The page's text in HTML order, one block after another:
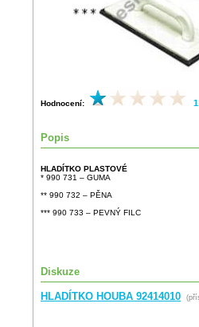
Hodnocení:
Popis
HLADÍTKO PLASTOVÉ
* 990 731 – GUMA
** 990 732 – PĚNA
*** 990 733 – PEVNÝ FILC
Diskuze
HLADÍTKO HOUBA 92414010